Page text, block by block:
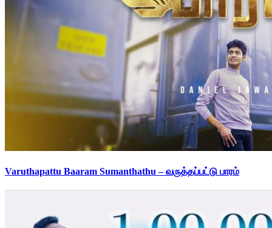
Varuthapattu Baaram Sumanthathu – வருத்தப்பட்டு பாரம்